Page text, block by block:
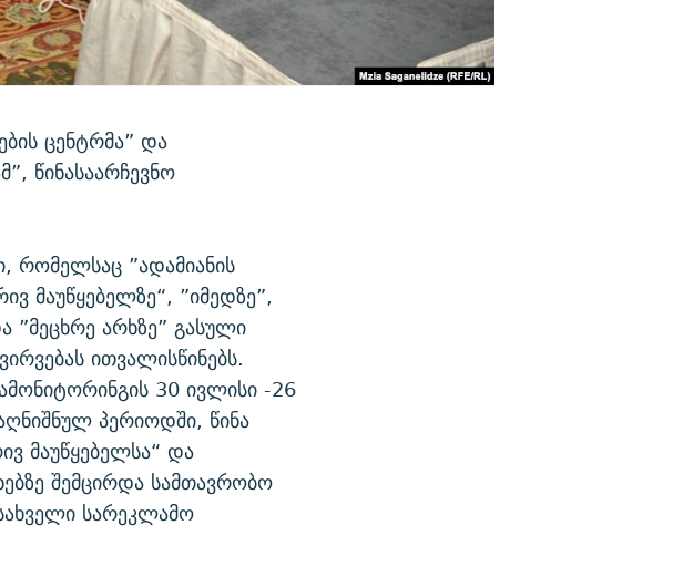
ცენტრმა” და
წინასაარჩევნო
რომელსაც ”ადამიანის
მაუწყებელზე“, ”იმედზე”,
”მეცხრე არხზე” გასული
ითვალისწინებს.
30 ივლისი -26
პერიოდში, წინა
მაუწყებელსა“ და
შემცირდა სამთავრობო
სარეკლამო